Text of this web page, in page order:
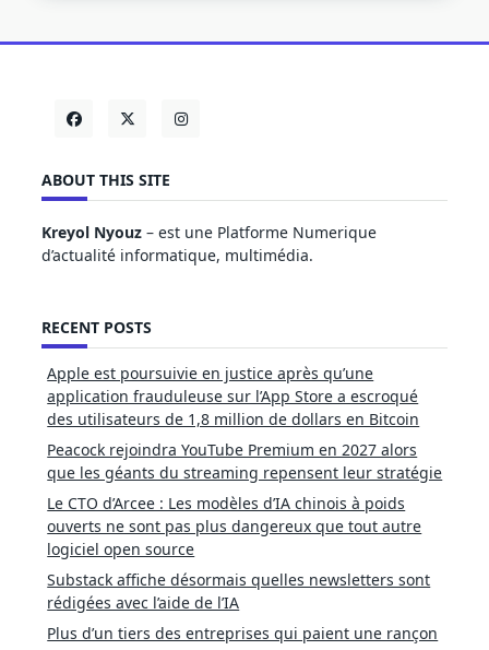
ABOUT THIS SITE
Kreyol Nyouz – est une Platforme Numerique
d’actualité informatique, multimédia.
RECENT POSTS
Apple est poursuivie en justice après qu’une
application frauduleuse sur l’App Store a escroqué
des utilisateurs de 1,8 million de dollars en Bitcoin
Peacock rejoindra YouTube Premium en 2027 alors
que les géants du streaming repensent leur stratégie
Le CTO d’Arcee : Les modèles d’IA chinois à poids
ouverts ne sont pas plus dangereux que tout autre
logiciel open source
Substack affiche désormais quelles newsletters sont
rédigées avec l’aide de l’IA
Plus d’un tiers des entreprises qui paient une rançon